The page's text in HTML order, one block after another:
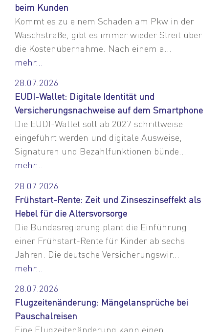
beim Kunden
Kommt es zu einem Schaden am Pkw in der
Waschstraße, gibt es immer wieder Streit über
die Kostenübernahme. Nach einem a...
mehr...
28.07.2026
EUDI-Wallet: Digitale Identität und
Versicherungsnachweise auf dem Smartphone
Die EUDI-Wallet soll ab 2027 schrittweise
eingeführt werden und digitale Ausweise,
Signaturen und Bezahlfunktionen bünde...
mehr...
28.07.2026
Frühstart-Rente: Zeit und Zinseszinseffekt als
Hebel für die Altersvorsorge
Die Bundesregierung plant die Einführung
einer Frühstart-Rente für Kinder ab sechs
Jahren. Die deutsche Versicherungswir...
mehr...
28.07.2026
Flugzeitenänderung: Mängelansprüche bei
Pauschalreisen
Eine Flugzeitenänderung kann einen